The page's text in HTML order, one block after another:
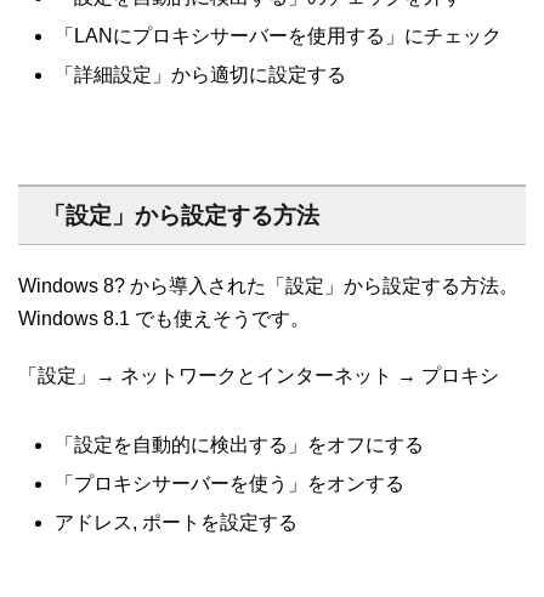
「LANにプロキシサーバーを使用する」にチェック
「詳細設定」から適切に設定する
「設定」から設定する方法
Windows 8? から導入された「設定」から設定する方法。
Windows 8.1 でも使えそうです。
「設定」→ ネットワークとインターネット → プロキシ
「設定を自動的に検出する」をオフにする
「プロキシサーバーを使う」をオンする
アドレス, ポートを設定する